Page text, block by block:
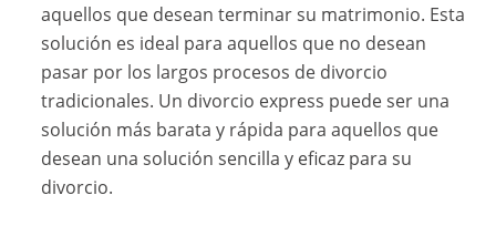
aquellos que desean terminar su matrimonio. Esta
solución es ideal para aquellos que no desean
pasar por los largos procesos de divorcio
tradicionales. Un divorcio express puede ser una
solución más barata y rápida para aquellos que
desean una solución sencilla y eficaz para su
divorcio.